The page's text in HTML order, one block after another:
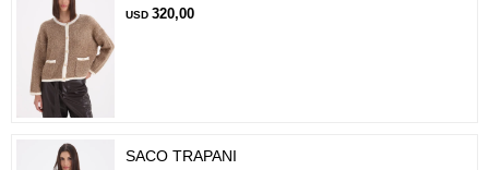
USD 320,00
SACO TRAPANI